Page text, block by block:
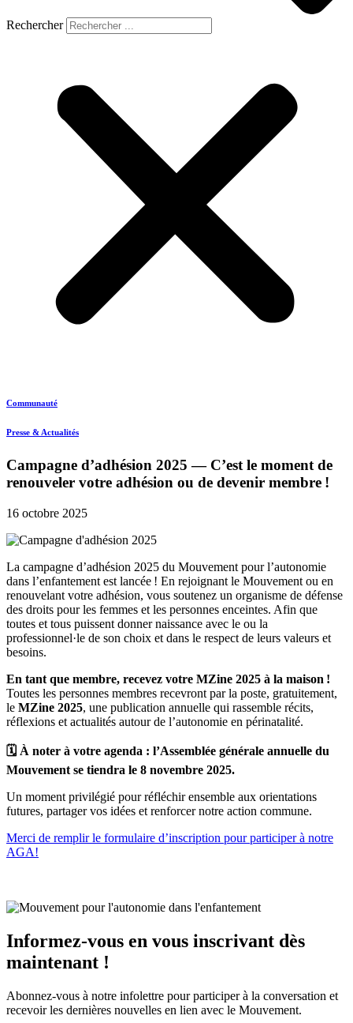
Rechercher
Communauté
Presse & Actualités
Campagne d’adhésion 2025 — C’est le moment de
renouveler votre adhésion ou de devenir membre !
16 octobre 2025
La campagne d’adhésion 2025 du Mouvement pour l’autonomie
dans l’enfantement est lancée ! En rejoignant le Mouvement ou en
renouvelant votre adhésion, vous soutenez un organisme de défense
des droits pour les femmes et les personnes enceintes. Afin que
toutes et tous puissent donner naissance avec le ou la
professionnel·le de son choix et dans le respect de leurs valeurs et
besoins.
En tant que membre, recevez votre MZine 2025 à la maison !
Toutes les personnes membres recevront par la poste, gratuitement,
le MZine 2025, une publication annuelle qui rassemble récits,
réflexions et actualités autour de l’autonomie en périnatalité.
🗓️ À noter à votre agenda : l’Assemblée générale annuelle du
Mouvement se tiendra le 8 novembre 2025.
Un moment privilégié pour réfléchir ensemble aux orientations
futures, partager vos idées et renforcer notre action commune.
Merci de remplir le formulaire d’inscription pour participer à notre
AGA!
Informez-vous en vous inscrivant dès
maintenant !
Abonnez-vous à notre infolettre pour participer à la conversation et
recevoir les dernières nouvelles en lien avec le Mouvement.